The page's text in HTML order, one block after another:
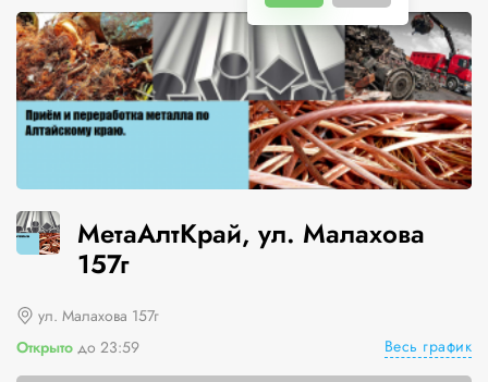
МетаАлтКрай, ул. Малахова
157г
ул. Малахова 157г
Открыто до 23:59 Весь график